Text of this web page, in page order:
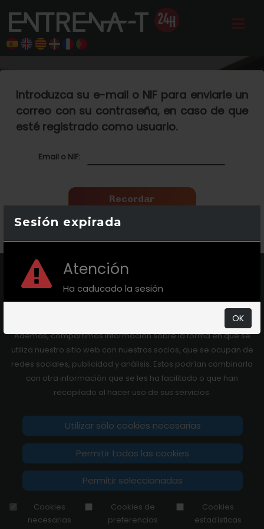
Sesión expirada
Atención
Ha caducado la sesión
OK
Introduzca su e-mail o NIF para enviarle un
correo con su contraseña, en caso de que
esté registrado como usuario.
Email o NIF:
Desarrollado por
Este sitio web utiliza cookies
+ info
Utilizamos las cookies para personalizar contenidos, para
facilitar funcionalidades y para analizar nuestro tráfico.
Además, compartimos información sobre la forma en que se
utiliza nuestro sitio web con nuestros socios, que se ocupan de
redes sociales, publicidad y análisis. Estos podrían combinarla
con otra información que se les ha facilitado o que han
recopilado al hacer uso de sus servicios.
Utilizar sólo cookies necesarias
Permitir todas las cookies
Permitir seleccionadas
Cookies
necesarias
Cookies de
preferencias
Cookies
estadísticas